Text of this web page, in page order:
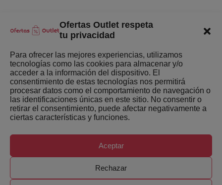
Ofertas Outlet respeta
tu privacidad
Para ofrecer las mejores experiencias, utilizamos
tecnologías como las cookies para almacenar y/o
acceder a la información del dispositivo. El
consentimiento de estas tecnologías nos permitirá
procesar datos como el comportamiento de navegación o
las identificaciones únicas en este sitio. No consentir o
retirar el consentimiento, puede afectar negativamente a
ciertas características y funciones.
Aceptar
Rechazar
Quienes somos
Últimas Novedades
Mejores ofertas de la semana
Ofertas-Outlet.com. Todos los derechos